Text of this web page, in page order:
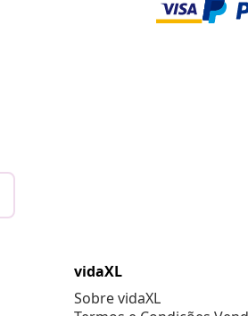
vidaXL
Sobre vidaXL